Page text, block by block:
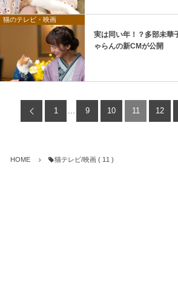
猫のテレビ・映画
実は同い年！？多部未華
ゃらんの新CMが公開
1 ... 9 10 11 12
HOME 猫テレビ/映画 ( 11 )